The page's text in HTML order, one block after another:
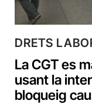
DRETS
La CGT es
usant la
bloqueig